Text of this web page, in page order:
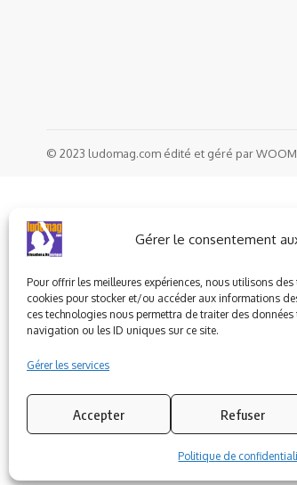
Gérer le consentement
Pour offrir les meilleures expériences, nous utilisons
cookies pour stocker et/ou accéder aux informations
ces technologies nous permettra de traiter des
navigation ou les ID uniques sur ce site.
Gérer les services
Accepter Refuser
Politique de
© 2023 ludomag.com édité et géré par